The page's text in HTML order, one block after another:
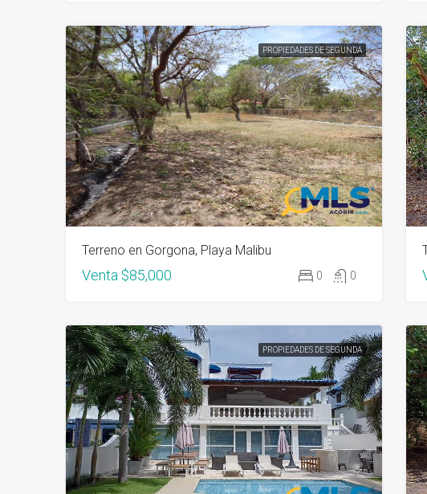
PROPIEDADES DE SEGUNDA
Terreno en Gorgona, Playa Malibu
Venta $85,000 0 0
PROPIEDADES DE SEGUNDA